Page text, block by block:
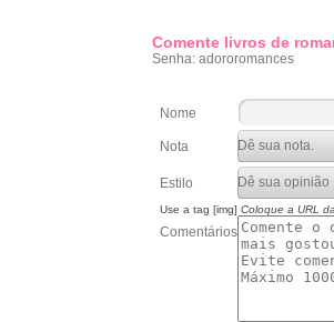
Comente livros de
Senha: adororomances
Nome
Nota
Estilo
Use a tag [img] Coloque a URL
Comentários